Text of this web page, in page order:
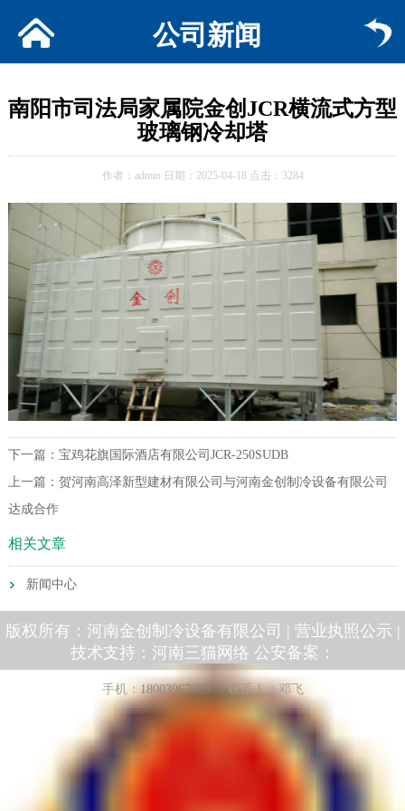
公司新闻
南阳市司法局家属院金创JCR横流式方型
玻璃钢冷却塔
作者：admin 日期：2025-04-18 点击：3284
下一篇： 宝鸡花旗国际酒店有限公司JCR-250SUDB
上一篇： 贺河南高泽新型建材有限公司与河南金创制冷设备有限公司
达成合作
相关文章
新闻中心
版权所有：河南金创制冷设备有限公司 | 营业执照公示 |
技术支持： 河南三猫网络 公安备案：
手机：18003967999联系人：邓飞